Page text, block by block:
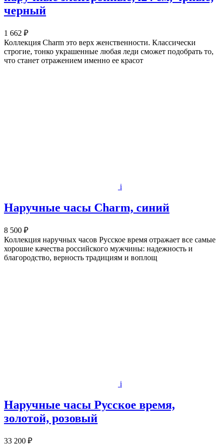
черный
1 662 ₽
Коллекция Charm это верх женственности. Классически
строгие, тонко украшенные любая леди сможет подобрать то,
что станет отражением именно ее красот
i
Наручные часы Charm, синий
8 500 ₽
Коллекция наручных часов Русское время отражает все самые
хорошие качества российского мужчины: надежность и
благородство, верность традициям и воплощ
i
Наручные часы Русское время,
золотой, розовый
33 200 ₽